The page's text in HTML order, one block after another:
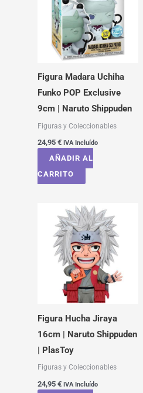
Figura Madara Uchiha
Funko POP Exclusive
9cm | Naruto Shippuden
Figuras y Coleccionables
24,95 € IVA Incluído
AÑADIR AL
CARRITO
Figura Hucha Jiraya
16cm | Naruto Shippuden
| PlasToy
Figuras y Coleccionables
24,95 € IVA Incluído